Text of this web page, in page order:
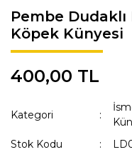
Pembe
Köpek Künyesi
400,00 TL
Kategori
Stok Kodu